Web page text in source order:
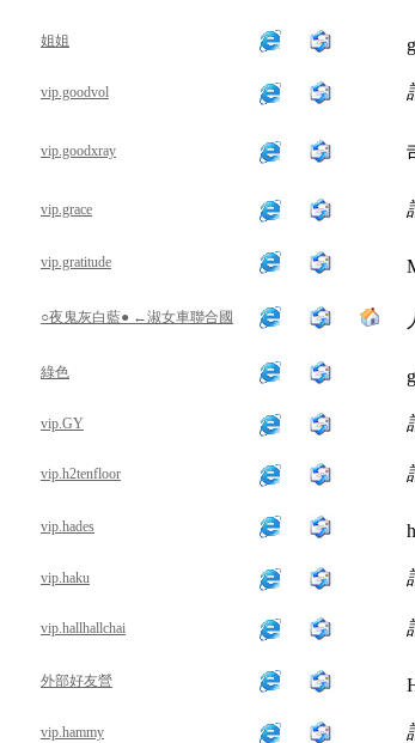
姐姐
vip.goodvol
vip.goodxray
vip.grace
vip.gratitude
○夜鬼灰白藍● ←淑女車聯合國
綠色
vip.GY
vip.h2tenfloor
vip.hades
vip.haku
vip.hallhallchai
外部好友營
vip.hammy